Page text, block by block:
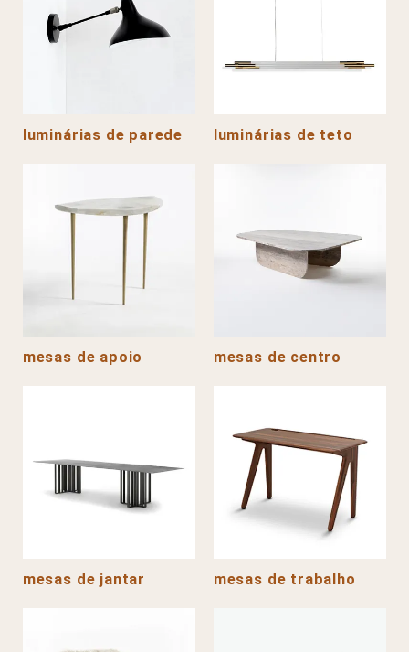
luminárias de parede luminárias de teto
mesas de apoio mesas de centro
mesas de jantar mesas de trabalho